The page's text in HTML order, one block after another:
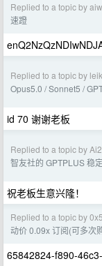
Replied to a topic by
速蹬
Replied to a topic by
Opus5.0 / Sonnet5 /
id 70 谢谢老板
Replied to a topic by
智友社的 GPTPLUS 稳
祝老板生意兴隆！
Replied to a topic by
动价 0.09x 订阅(可多次
65842824-f890-